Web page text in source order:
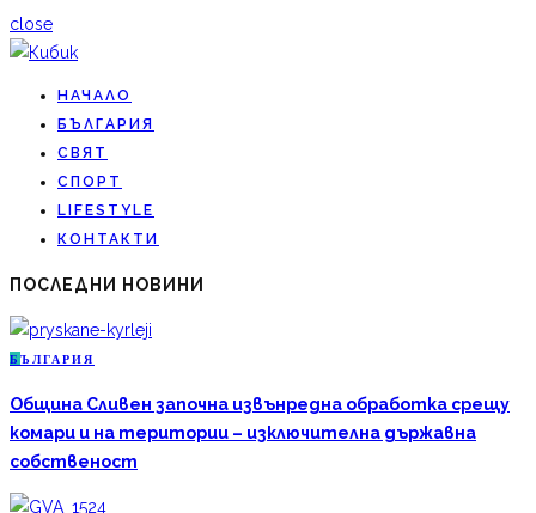
close
НАЧАЛО
БЪЛГАРИЯ
СВЯТ
СПОРТ
LIFESTYLE
КОНТАКТИ
ПОСЛЕДНИ НОВИНИ
Б ЪЛГАРИЯ
Община Сливен започна извънредна обработка срещу
комари и на територии – изключителна държавна
собственост